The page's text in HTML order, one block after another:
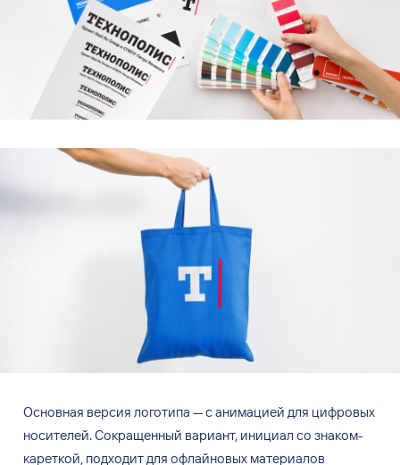
Основная версия логотипа — с анимацией для цифровых
носителей. Сокращенный вариант, инициал со знаком-
кареткой, подходит для офлайновых материалов